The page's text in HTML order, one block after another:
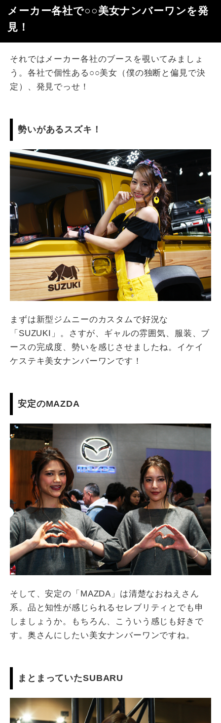
メーカー各社で○○美女ナンバーワンを発
見！
それではメーカー各社のブースを覗いてみましょ
う。各社で個性ある○○美女（僕の独断と偏見で決
定）、発見でっせ！
勢いがあるスズキ！
まずは新型ジムニーのカスタムで好況な
「SUZUKI」。さすが、ギャルの雰囲気、服装、ブ
ースの完成度、勢いを感じさせましたね。イケイ
ケステキ美女ナンバーワンです！
安定のMAZDA
そして、安定の「MAZDA」は清楚なおねえさん
系。品と知性が感じられるセレブリティとでも申
しましょうか。もちろん、こういう感じも好きで
す。奥さんにしたい美女ナンバーワンですね。
まとまっていたSUBARU